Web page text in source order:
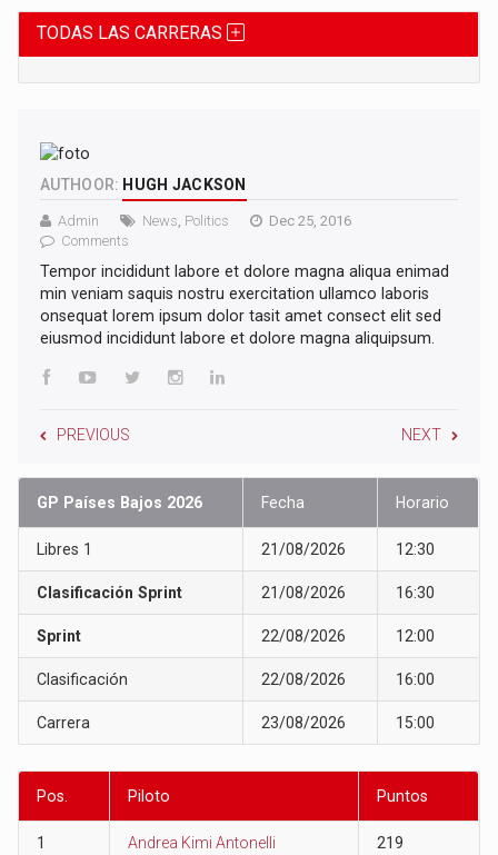
TODAS LAS CARRERAS
AUTHOOR: HUGH JACKSON
Admin News Politics
Dec 25, 2016
Comments
Tempor incididunt labore et dolore magna aliqua enimad
min veniam saquis nostru exercitation ullamco laboris
onsequat lorem ipsum dolor tasit amet consect elit sed
eiusmod incididunt labore et dolore magna aliquipsum.
PREVIOUS NEXT
GP Países Bajos 2026 Fecha Horario
Libres 1 21/08/2026 12:30
Clasificación Sprint 21/08/2026 16:30
Sprint 22/08/2026 12:00
Clasificación 22/08/2026 16:00
Carrera 23/08/2026 15:00
Pos. Piloto Puntos
1 Andrea Kimi Antonelli 219